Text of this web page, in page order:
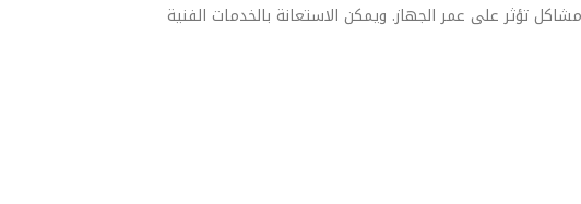
تؤثر على عمر الجهاز. ويمكن الاستعانة بالخدمات الفنية